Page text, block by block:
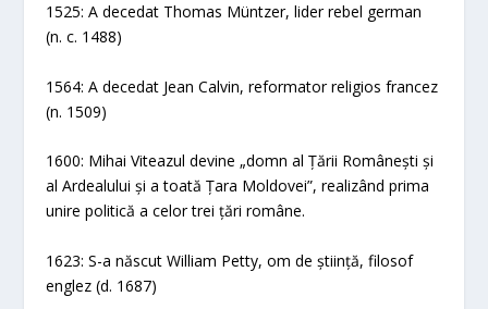
1525: A decedat Thomas Müntzer, lider rebel german
(n. c. 1488)
1564: A decedat Jean Calvin, reformator religios francez
(n. 1509)
1600: Mihai Viteazul devine „domn al Țării Românești și
al Ardealului și a toată Țara Moldovei”, realizând prima
unire politică a celor trei țări române.
1623: S-a născut William Petty, om de știință, filosof
englez (d. 1687)